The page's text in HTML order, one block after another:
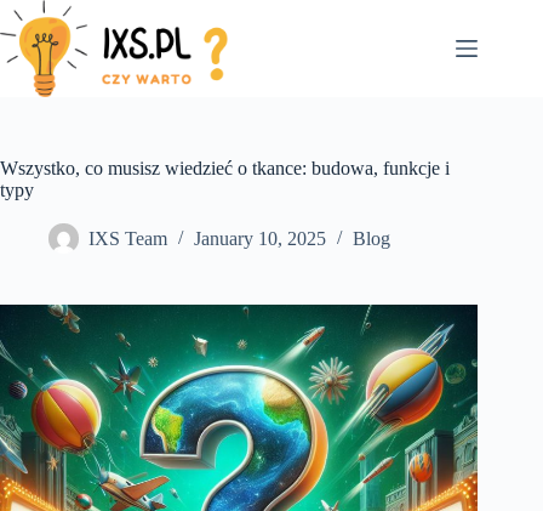
Skip
to
content
Wszystko, co musisz wiedzieć o tkance: budowa, funkcje i
typy
IXS Team January 10, 2025 Blog